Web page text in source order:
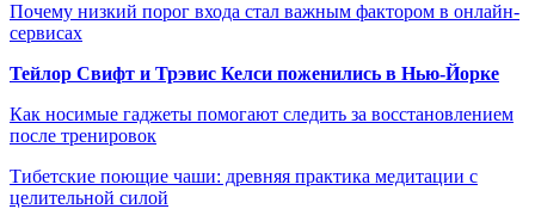
Почему низкий порог входа стал важным фактором в онлайн-
сервисах
Тейлор Свифт и Трэвис Келси поженились в Нью-Йорке
Как носимые гаджеты помогают следить за восстановлением
после тренировок
Тибетские поющие чаши: древняя практика медитации с
целительной силой